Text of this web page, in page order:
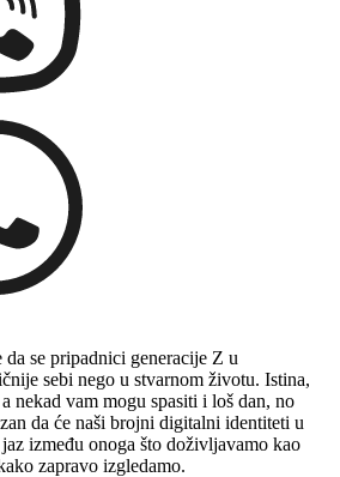
se pripadnici generacije Z u
sebi nego u stvarnom životu. Istina,
nekad vam mogu spasiti i loš dan, no
da će naši brojni digitalni identiteti u
između onoga što doživljavamo kao
zapravo izgledamo.